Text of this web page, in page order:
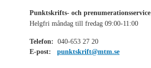
Punktskrifts- och prenumerationsservice
Helgfri måndag till fredag 09:00-11:00
Telefon: 040-653 27 20
E-post:
punktskrift@mtm.se